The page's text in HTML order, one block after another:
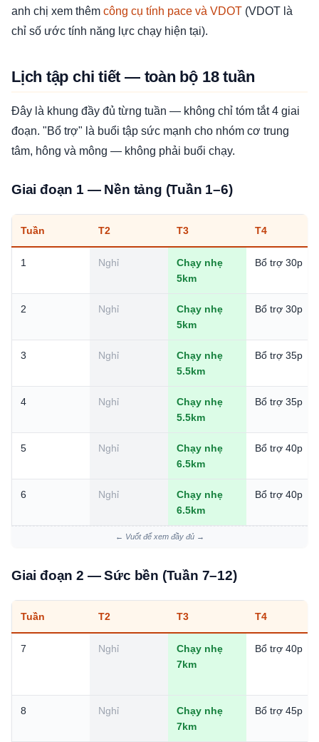
anh chị xem thêm công cụ tính pace và VDOT (VDOT là
chỉ số ước tính năng lực chạy hiện tại).
Lịch tập chi tiết — toàn bộ 18 tuần
Đây là khung đầy đủ từng tuần — không chỉ tóm tắt 4 giai
đoạn. "Bổ trợ" là buổi tập sức mạnh cho nhóm cơ trung
tâm, hông và mông — không phải buổi chạy.
Giai đoạn 1 — Nền tảng (Tuần 1–6)
Tuần T2 T3 T4
1 Nghỉ
Chạy nhẹ
5km
Bổ trợ 30p
2 Nghỉ
Chạy nhẹ
5km
Bổ trợ 30p
3 Nghỉ
Chạy nhẹ
5.5km
Bổ trợ 35p
4 Nghỉ
Chạy nhẹ
5.5km
Bổ trợ 35p
5 Nghỉ
Chạy nhẹ
6.5km
Bổ trợ 40p
6 Nghỉ
Chạy nhẹ
6.5km
Bổ trợ 40p
← Vuốt để xem đầy đủ →
Giai đoạn 2 — Sức bền (Tuần 7–12)
Tuần T2 T3 T4
7 Nghỉ
Chạy nhẹ
7km
Bổ trợ 40p
8 Nghỉ
Chạy nhẹ
7km
Bổ trợ 45p